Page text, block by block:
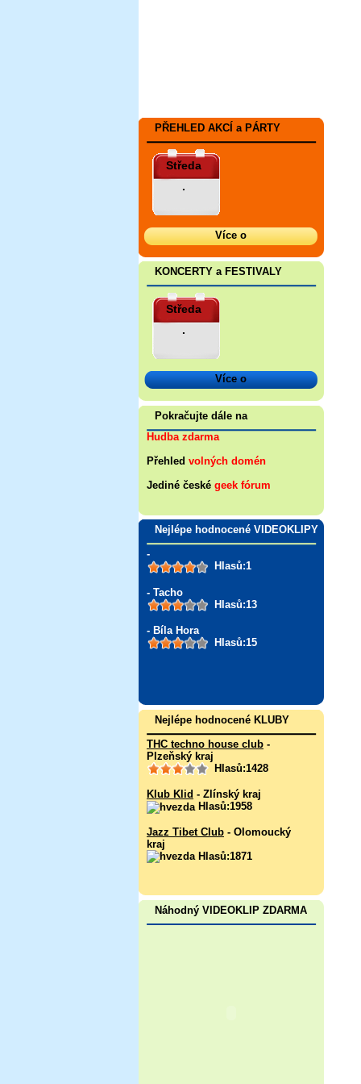
PŘEHLED AKCÍ a PÁRTY
Středa
.
Více o
KONCERTY a FESTIVALY
Středa
.
Více o
Pokračujte dále na
Hudba zdarma
Přehled volných domén
Jediné české geek fórum
Nejlépe hodnocené VIDEOKLIPY
-
Hlasů:1
- Tacho
Hlasů:13
- Bíla Hora
Hlasů:15
Nejlépe hodnocené KLUBY
THC techno house club -
Plzeňský kraj
Hlasů:1428
Klub Klid - Zlínský kraj
Hlasů:1958
Jazz Tibet Club - Olomoucký
kraj
Hlasů:1871
Náhodný VIDEOKLIP ZDARMA